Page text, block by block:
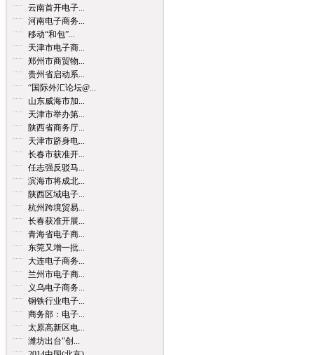
云南首开电子...
河南电子商务...
移动“和包”...
天津市电子商...
郑州市商贸物...
贵州省启动系...
“国际外汇论坛@...
山东威海市加...
天津市举办第...
陕西省商务厅...
天津市跻身电...
长春市获准开...
任志强反驳马...
滨海市将成北...
陕西区域电子...
杭州跨境贸易...
长春获准开展...
青海省电子商...
东莞又增一批...
大连电子商务...
兰州市电子商...
义乌电子商务...
钢铁行业电子...
商务部：电子...
太原高新区电...
潍坊出台"创...